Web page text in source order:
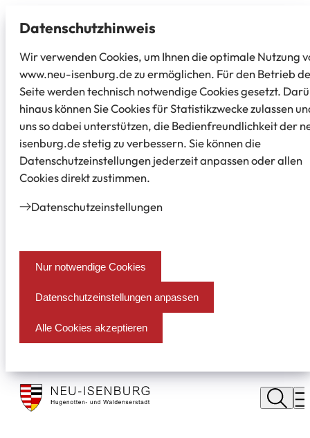
Datenschutz­hinweis
Wir verwenden Cookies, um Ihnen die optimale Nutzung
www.neu-isenburg.de zu ermöglichen. Für den Betrieb
Seite werden technisch notwendige Cookies gesetzt.
hinaus können Sie Cookies für Statistikzwecke zulassen
uns so dabei unterstützen, die Bedienfreundlichkeit der
isenburg.de stetig zu verbessern. Sie können die
Datenschutzeinstellungen jederzeit anpassen oder allen
Cookies direkt zustimmen.
Datenschutz­einstellungen
Nur notwendige Cookies
Datenschutzeinstellungen anpassen
Alle Cookies akzeptieren
Stadt
Neu
Isenburg